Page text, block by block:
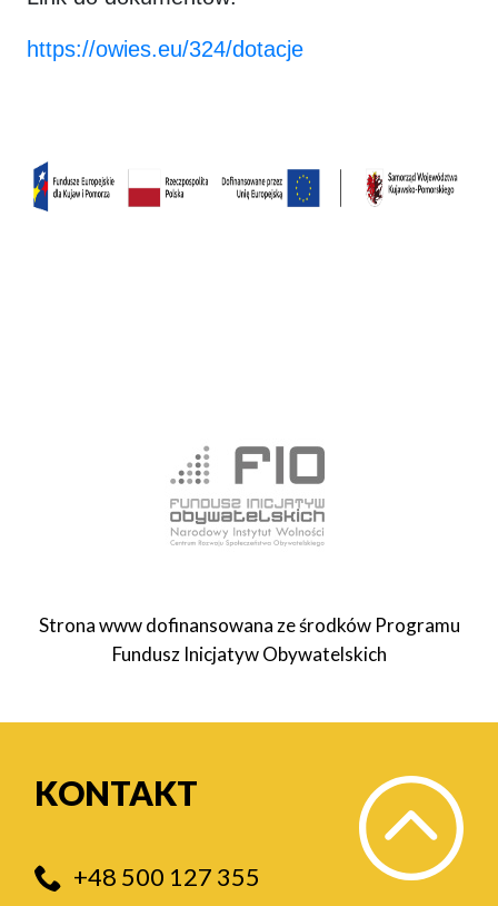
https://owies.eu/324/dotacje
Strona www dofinansowana ze środków Programu
Fundusz Inicjatyw Obywatelskich
KONTAKT
+48 500 127 355